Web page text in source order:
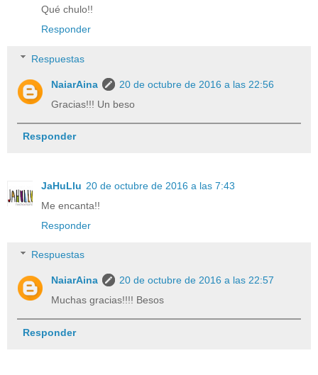
Qué chulo!!
Responder
Respuestas
NaiarAina
20 de octubre de 2016 a las 22:56
Gracias!!! Un beso
Responder
JaHuLlu 20 de octubre de 2016 a las 7:43
Me encanta!!
Responder
Respuestas
NaiarAina
20 de octubre de 2016 a las 22:57
Muchas gracias!!!! Besos
Responder